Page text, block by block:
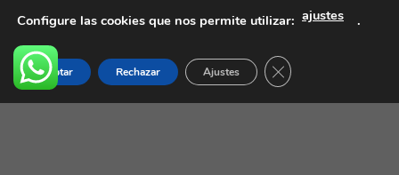
Configure las cookies que nos permite utilizar: ajustes .
Aceptar Rechazar Ajustes Cerrar el banner de